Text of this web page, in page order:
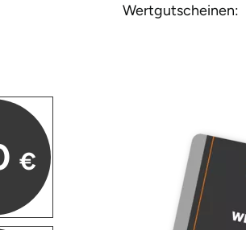
Wertgutscheinen:
€